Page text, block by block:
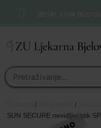
/ /
SUN SECURE nevidljivi stik